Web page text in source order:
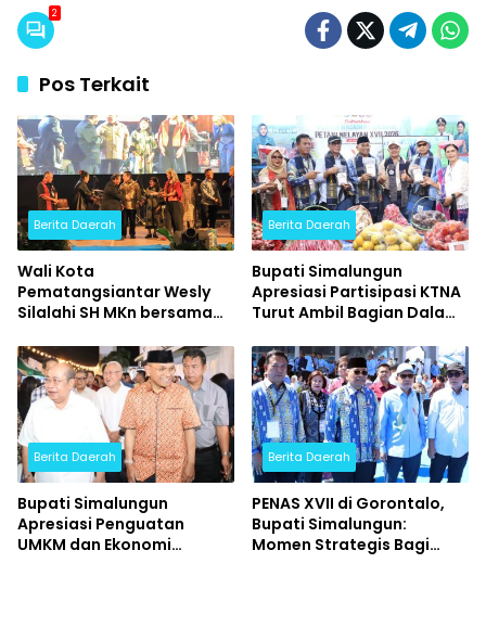
2
Pos Terkait
Berita Daerah
Wali Kota
Pematangsiantar Wesly
Silalahi SH MKn bersama
Wesly Silalahi menghadiri
Konser Bertabur Bintang
Berita Daerah
Bupati Simalungun
Apresiasi Partisipasi KTNA
Turut Ambil Bagian Dalam
Berita Daerah
Bupati Simalungun
Apresiasi Penguatan
UMKM dan Ekonomi
Berita Daerah
PENAS XVII di Gorontalo,
Bupati Simalungun:
Momen Strategis Bagi